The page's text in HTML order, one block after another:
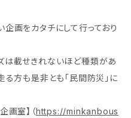
画をカタチにして行っており
は載せきれないほど種類があ
る方も是非とも「民間防災」に
画室】（https://minkanbous